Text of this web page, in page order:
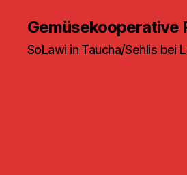
Gemüsekooperative
SoLawi in Taucha/Sehlis bei